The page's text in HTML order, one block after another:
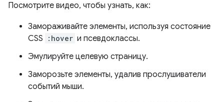
Посмотрите видео, чтобы узнать, как:
Замораживайте элементы, используя состояние
CSS
:hover и псевдоклассы.
Эмулируйте целевую страницу.
Заморозьте элементы, удалив прослушиватели
событий мыши.